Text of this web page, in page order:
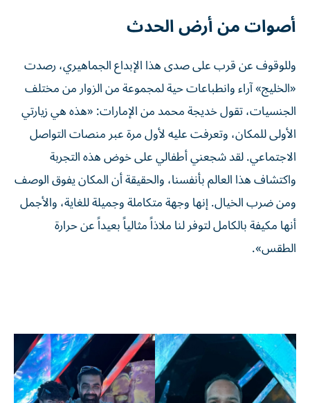
أصوات من أرض الحدث
وللوقوف عن قرب على صدى هذا الإبداع الجماهيري، رصدت
«الخليج» آراء وانطباعات حية لمجموعة من الزوار من مختلف
الجنسيات، تقول خديجة محمد من الإمارات: «هذه هي زيارتي
الأولى للمكان، وتعرفت عليه لأول مرة عبر منصات التواصل
الاجتماعي. لقد شجعني أطفالي على خوض هذه التجربة
واكتشاف هذا العالم بأنفسنا، والحقيقة أن المكان يفوق الوصف
ومن ضرب الخيال. إنها وجهة متكاملة وجميلة للغاية، والأجمل
أنها مكيفة بالكامل لتوفر لنا ملاذاً مثالياً بعيداً عن حرارة
الطقس».